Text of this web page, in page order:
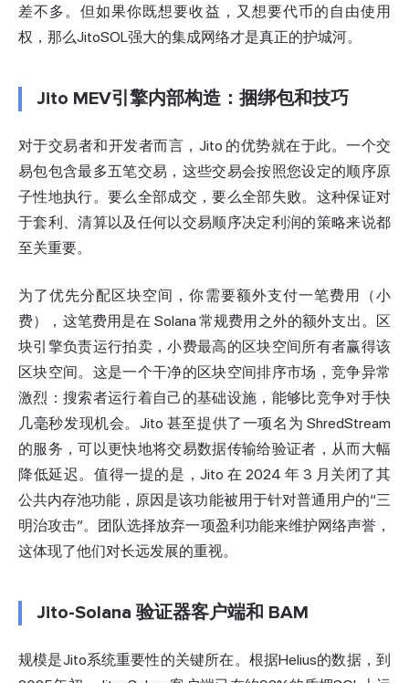
差不多。但如果你既想要收益，又想要代币的自由使用
权，那么JitoSOL强大的集成网络才是真正的护城河。
Jito MEV引擎内部构造：捆绑包和技巧
对于交易者和开发者而言，Jito 的优势就在于此。一个交
易包包含最多五笔交易，这些交易会按照您设定的顺序原
子性地执行。要么全部成交，要么全部失败。这种保证对
于套利、清算以及任何以交易顺序决定利润的策略来说都
至关重要。
为了优先分配区块空间，你需要额外支付一笔费用（小
费），这笔费用是在 Solana 常规费用之外的额外支出。区
块引擎负责运行拍卖，小费最高的区块空间所有者赢得该
区块空间。这是一个干净的区块空间排序市场，竞争异常
激烈：搜索者运行着自己的基础设施，能够比竞争对手快
几毫秒发现机会。Jito 甚至提供了一项名为 ShredStream
的服务，可以更快地将交易数据传输给验证者，从而大幅
降低延迟。值得一提的是，Jito 在 2024 年 3 月关闭了其
公共内存池功能，原因是该功能被用于针对普通用户的“三
明治攻击”。团队选择放弃一项盈利功能来维护网络声誉，
这体现了他们对长远发展的重视。
Jito-Solana 验证器客户端和 BAM
规模是Jito系统重要性的关键所在。根据Helius的数据，到